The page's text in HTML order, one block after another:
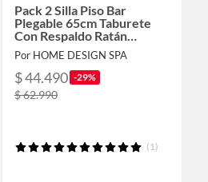
Pack 2 Silla Piso Bar
Plegable 65cm Taburete
Con Respaldo Ratán
Vintage
Por HOME DESIGN SPA
$ 44.490 -29%
$ 62.990
(1)